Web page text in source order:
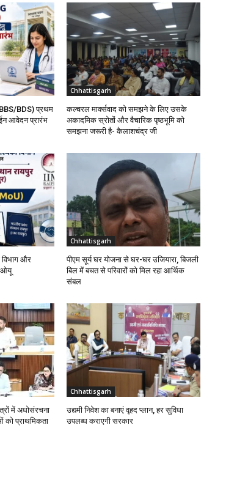
BDS) प्रथम
आवेदन प्रारंभ
Chhattisgarh
कल्चरल मार्क्सवाद को समझने के लिए उसके
अकादमिक स्रोतों और वैचारिक पृष्ठभूमि को
समझना जरूरी है- कैलाशचंद्र जी
विभाग और
Chhattisgarh
पीएम सूर्य घर योजना से घर-घर उजियारा, बिजली
बिल में बचत से परिवारों को मिल रहा आर्थिक
संबल
में अधोसंरचना
को प्राथमिकता
Chhattisgarh
उद्यमी निवेश का बनाएं वृहद प्लान, हर सुविधा
उपलब्ध कराएगी सरकार